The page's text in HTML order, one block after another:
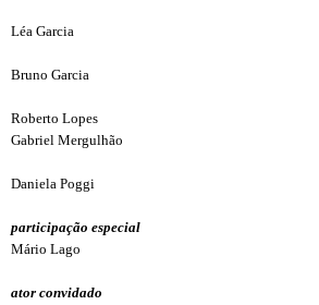
Léa Garcia
Bruno Garcia
Roberto Lopes
Gabriel Mergulhão
Daniela Poggi
participação especial
Mário Lago
ator convidado